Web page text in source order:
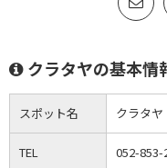
クラタヤの基本情
スポット名 クラタヤ
TEL 052-853-